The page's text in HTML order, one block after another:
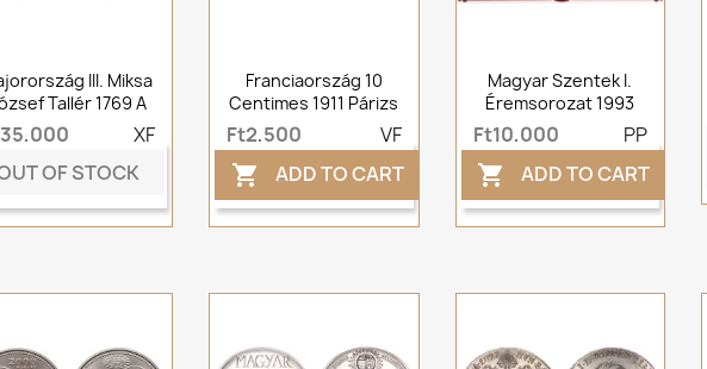
III. Miksa
Tallér 1769 A
XF
OF STOCK
Franciaország 10
Centimes 1911 Párizs
Ft2,500 VF
 ADD TO CART
Magyar Szentek I.
Éremsorozat 1993
Ft10,000 PP
 ADD TO CART